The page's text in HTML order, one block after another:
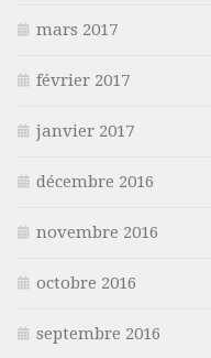
mars 2017
février 2017
janvier 2017
décembre 2016
novembre 2016
octobre 2016
septembre 2016